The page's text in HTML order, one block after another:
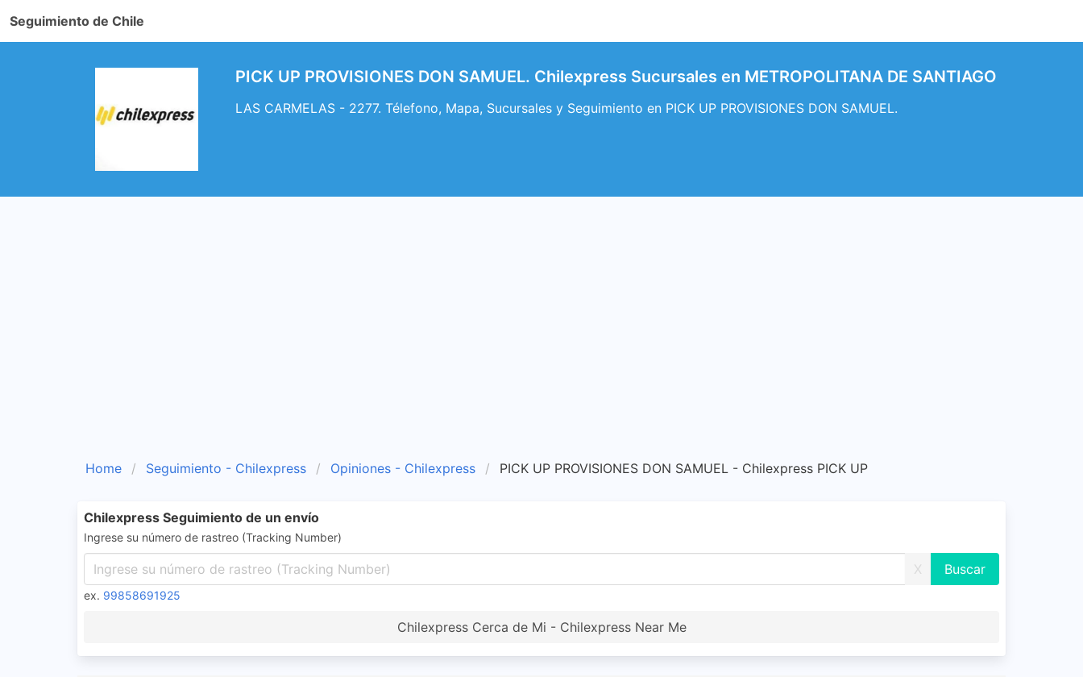
Seguimiento de Chile
PICK UP PROVISIONES DON SAMUEL. Chilexpress Sucursales en METROPOLITANA DE SANTIAGO
LAS CARMELAS - 2277. Télefono, Mapa, Sucursales y Seguimiento en PICK UP PROVISIONES DON SAMUEL.
Home Seguimiento - Chilexpress Opiniones - Chilexpress PICK UP PROVISIONES DON SAMUEL - Chilexpress PICK UP
Chilexpress Seguimiento de un envío
Ingrese su número de rastreo (Tracking Number)
X
ex. 99858691925
Chilexpress Cerca de Mi - Chilexpress Near Me